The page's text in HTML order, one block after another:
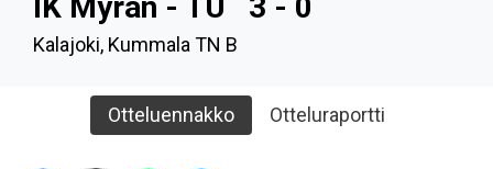
Kalajoki, Kummala TN B
Otteluennakko Otteluraportti